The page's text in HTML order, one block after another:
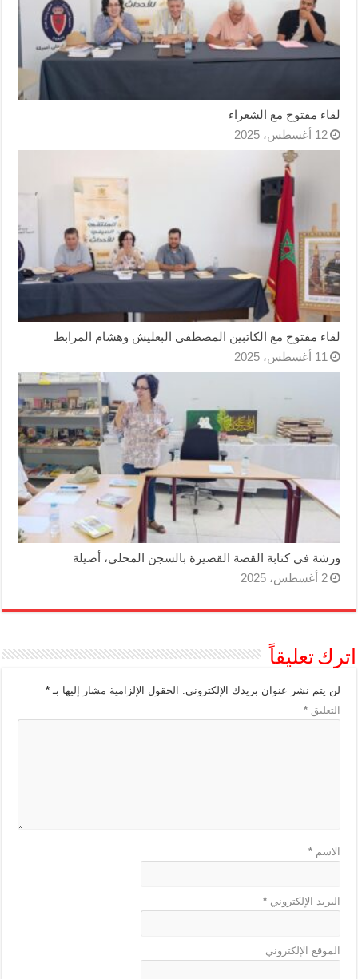
لقاء مفتوح مع الشعراء
12 أغسطس، 2025
لقاء مفتوح مع الكاتبين المصطفى البعليش وهشام المرابط
11 أغسطس، 2025
ورشة في كتابة القصة القصيرة بالسجن المحلي، أصيلة
2 أغسطس، 2025
اترك تعليقاً
لن يتم نشر عنوان بريدك الإلكتروني. الحقول الإلزامية مشار إليها بـ*
التعليق*
الاسم*
البريد الإلكتروني*
الموقع الإلكتروني